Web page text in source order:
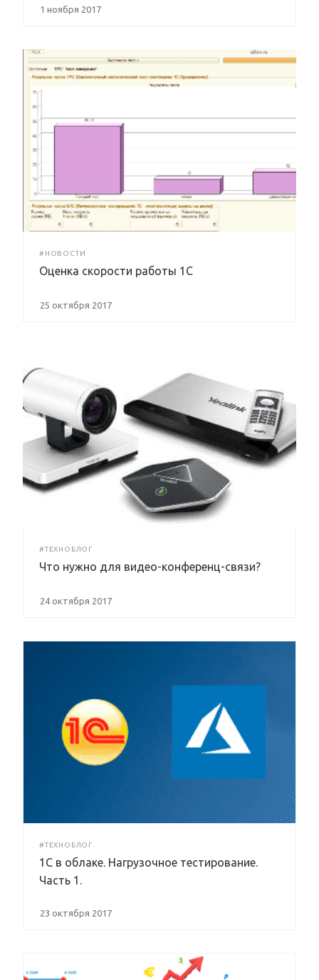
1 ноября 2017
#НОВОСТИ
Оценка скорости работы 1С
25 октября 2017
#ТЕХНОБЛОГ
Что нужно для видео-конференц-связи?
24 октября 2017
#ТЕХНОБЛОГ
1С в облаке. Нагрузочное тестирование.
Часть 1.
23 октября 2017